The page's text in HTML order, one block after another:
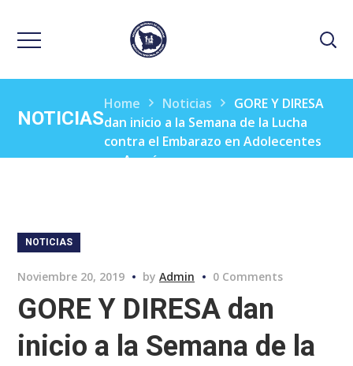
NOTICIAS
Home Noticias
GORE Y DIRESA
dan inicio a la Semana de la Lucha
contra el Embarazo en Adolecentes
en Apurímac
NOTICIAS
Noviembre 20, 2019 byAdmin 0 Comments
GORE Y DIRESA dan
inicio a la Semana de la